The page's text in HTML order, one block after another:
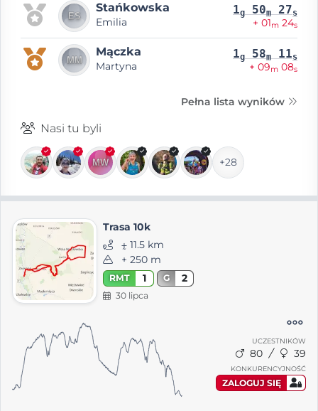
Stańkowska
Emilia
1g 50m 27s
+ 01m 24s
Mączka
Martyna
1g 58m 11s
+ 09m 08s
Pełna lista wyników
Nasi tu byli
+28
Trasa 10k
⨦ 11.5 km
+ 250 m
RMT 1 G 2
30 lipca
UCZESTNIKÓW
80 39
KONKURENCYJNOŚĆ
ZALOGUJ SIĘ